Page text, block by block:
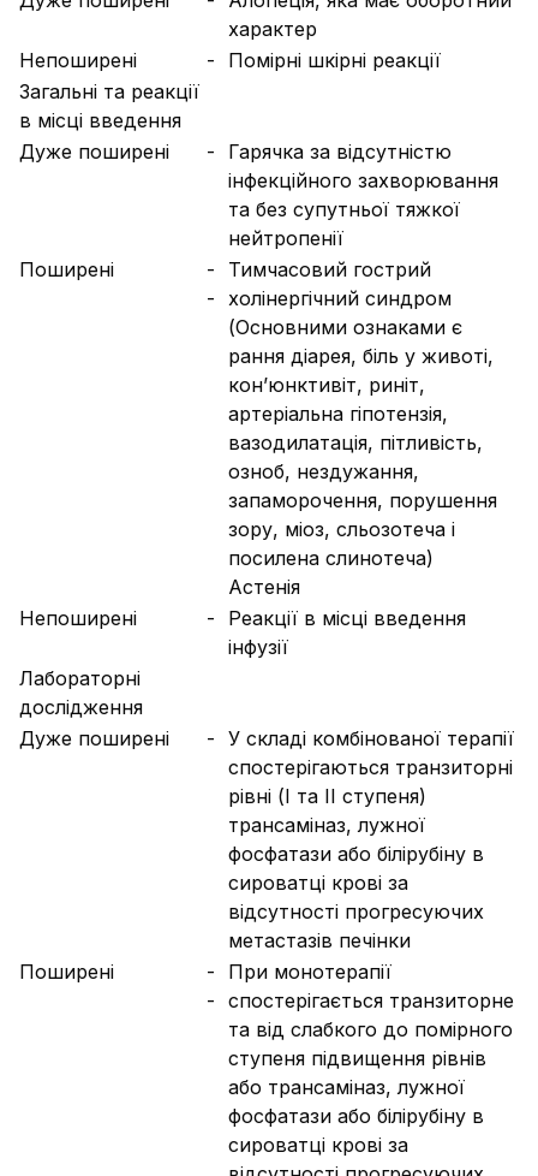
характер
Непоширені
-
Помірні шкірні реакції
Загальні та реакції
в місці введення
Дуже поширені
-
Гарячка за відсутністю
інфекційного захворювання
та без супутньої тяжкої
нейтропенії
Поширені
-
-
Тимчасовий гострий
холінергічний синдром
(Основними ознаками є
рання діарея, біль у животі,
кон’юнктивіт, риніт,
артеріальна гіпотензія,
вазодилатація, пітливість,
озноб, нездужання,
запаморочення, порушення
зору, міоз, сльозотеча і
посилена слинотеча)
Астенія
Непоширені
-
Реакції в місці введення
інфузії
Лабораторні
дослідження
Дуже поширені
- У складі комбінованої терапії
спостерігаються транзиторні
рівні (I та II ступеня)
трансаміназ, лужної
фосфатази або білірубіну в
сироватці крові за
відсутності прогресуючих
метастазів печінки
Поширені
-
-
При монотерапії
спостерігається транзиторне
та від слабкого до помірного
ступеня підвищення рівнів
або трансаміназ, лужної
фосфатази або білірубіну в
сироватці крові за